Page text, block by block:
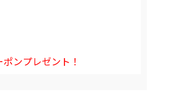
ンプレゼント！